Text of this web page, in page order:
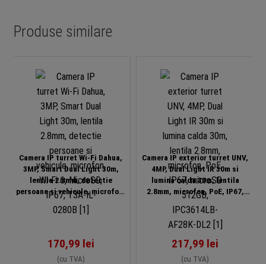
Produse similare
Camera IP turret Wi-Fi Dahua,
3MP, Smart Dual Light 30m,
lentila 2.8mm, detectie
persoane si vehicule, microfon,
Wi-Fi 6, MicroSD, IP67, T3A-IL-
0280B
170,99 lei
(cu TVA)
Camera IP exterior turret UNV,
4MP, Dual Light IR 30m si
lumina calda 30m, lentila
2.8mm, microfon, PoE, IP67,
microSD 512GB, IPC3614LB-
AF28K-DL2
217,99 lei
(cu TVA)